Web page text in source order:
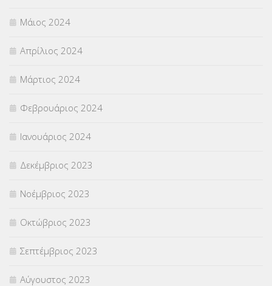
Μάιος 2024
Απρίλιος 2024
Μάρτιος 2024
Φεβρουάριος 2024
Ιανουάριος 2024
Δεκέμβριος 2023
Νοέμβριος 2023
Οκτώβριος 2023
Σεπτέμβριος 2023
Αύγουστος 2023